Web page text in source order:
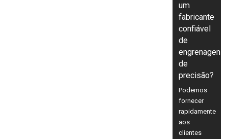
um
fabricante
confiável
de
engrenagens
de
precisão?
Podemos
fornecer
rapidamente
aos
clientes